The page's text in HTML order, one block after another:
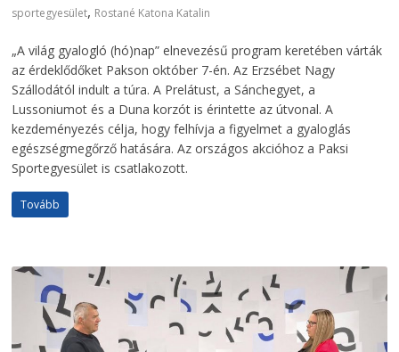
sportegyesület, Rostané Katona Katalin
„A világ gyalogló (hó)nap” elnevezésű program keretében várták
az érdeklődőket Pakson október 7-én. Az Erzsébet Nagy
Szállodától indult a túra. A Prelátust, a Sánchegyet, a
Lussoniumot és a Duna korzót is érintette az útvonal. A
kezdeményezés célja, hogy felhívja a figyelmet a gyaloglás
egészségmegőrző hatására. Az országos akcióhoz a Paksi
Sportegyesület is csatlakozott.
Tovább